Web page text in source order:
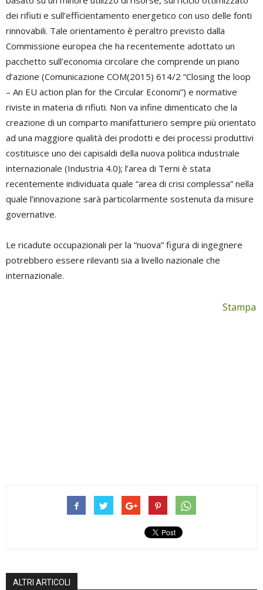
dei rifiuti e sull’efficientamento energetico con uso delle fonti
rinnovabili. Tale orientamento è peraltro previsto dalla
Commissione europea che ha recentemente adottato un
pacchetto sull’economia circolare che comprende un piano
d’azione (Comunicazione COM(2015) 614/2 “Closing the loop
– An EU action plan for the Circular Economi”) e normative
riviste in materia di rifiuti. Non va infine dimenticato che la
creazione di un comparto manifatturiero sempre più orientato
ad una maggiore qualità dei prodotti e dei processi produttivi
costituisce uno dei capisaldi della nuova politica industriale
internazionale (Industria 4.0); l’area di Terni è stata
recentemente individuata quale “area di crisi complessa” nella
quale l’innovazione sarà particolarmente sostenuta da misure
governative.
Le ricadute occupazionali per la “nuova” figura di ingegnere
potrebbero essere rilevanti sia a livello nazionale che
internazionale.
Stampa
ALTRI ARTICOLI